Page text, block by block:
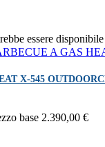
essere disponibile
X-545
base 2.390,00 €